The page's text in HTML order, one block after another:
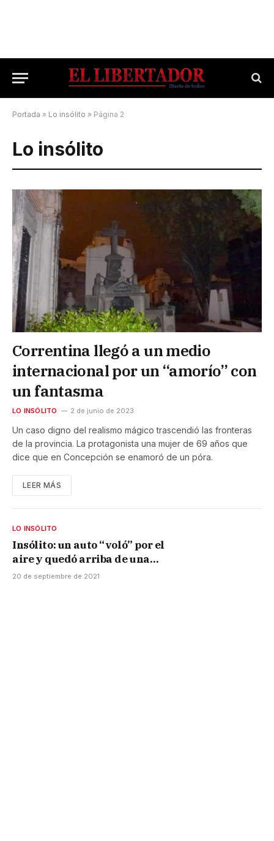
Portada » Lo insólito » Página 2
Lo insólito
Correntina llegó a un medio
internacional por un “amorío” con
un fantasma
LO INSÓLITO 2 de junio de 2023
Un caso digno del realismo mágico trascendió las fronteras
de la provincia. La protagonista una mujer de 69 años que
dice que en Concepción se enamoró de un póra.
LEER MÁS
LO INSÓLITO
Insólito: un auto “voló” por el
aire y quedó arriba de una
parada de colectivo
20 de septiembre de 2021